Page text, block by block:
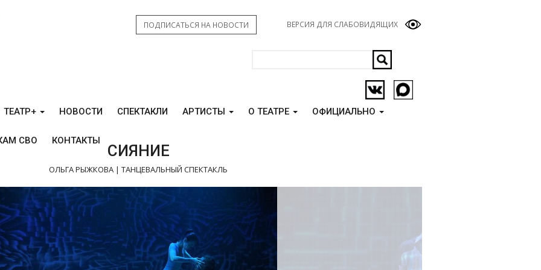
ВЕРСИЯ ДЛЯ СЛАБОВИДЯЩИХ
ПОДПИСАТЬСЯ НА НОВОСТИ
ТЕАТР+ НОВОСТИ СПЕКТАКЛИ АРТИСТЫ О ТЕАТРЕ ОФИЦИАЛЬНО
СВО КОНТАКТЫ
СИЯНИЕ
ОЛЬГА РЫЖКОВА | ТАНЦЕВАЛЬНЫЙ СПЕКТАКЛЬ